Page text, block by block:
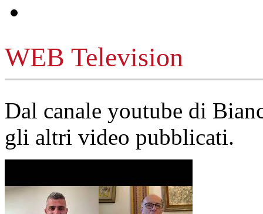
WEB Television
Dal canale youtube di
gli altri video pubblicati.